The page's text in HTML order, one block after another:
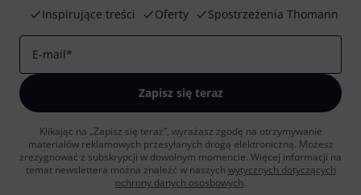
Inspirujące treści
Oferty Spostrzeżenia Thomann
E-mail*
Zapisz się teraz
Klikając na „Zapisz się teraz”, wyrażasz zgodę na otrzymywanie
materialów reklamowych przesyłanych drogą elektroniczną. Możesz
zrezygnować z subskrypcji w dowolnym momencie. Więcej informacji na
temat newslettera można znaleźć w naszych wytycznych dotyczących
ochrony danych ososbowych.